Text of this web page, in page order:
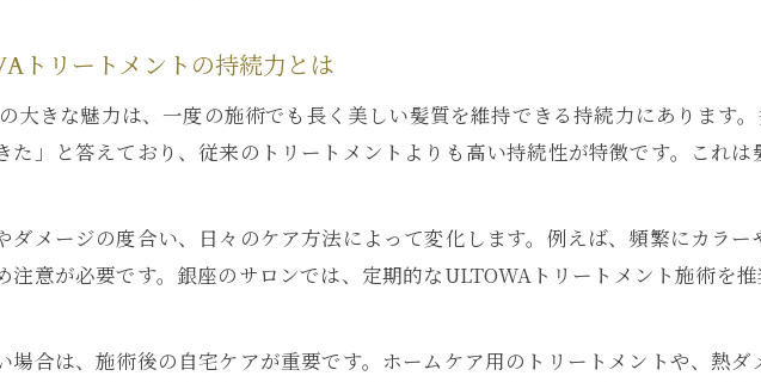
トリートメントの持続力とは
大きな魅力は、一度の施術でも長く美しい髪質を維持できる持続力にあります
た」と答えており、従来のトリートメントよりも高い持続性が特徴です。これ
ダメージの度合い、日々のケア方法によって変化します。例えば、頻繁にカラ
注意が必要です。銀座のサロンでは、定期的なULTOWAトリートメント施術を
場合は、施術後の自宅ケアが重要です。ホームケア用のトリートメントや、熱